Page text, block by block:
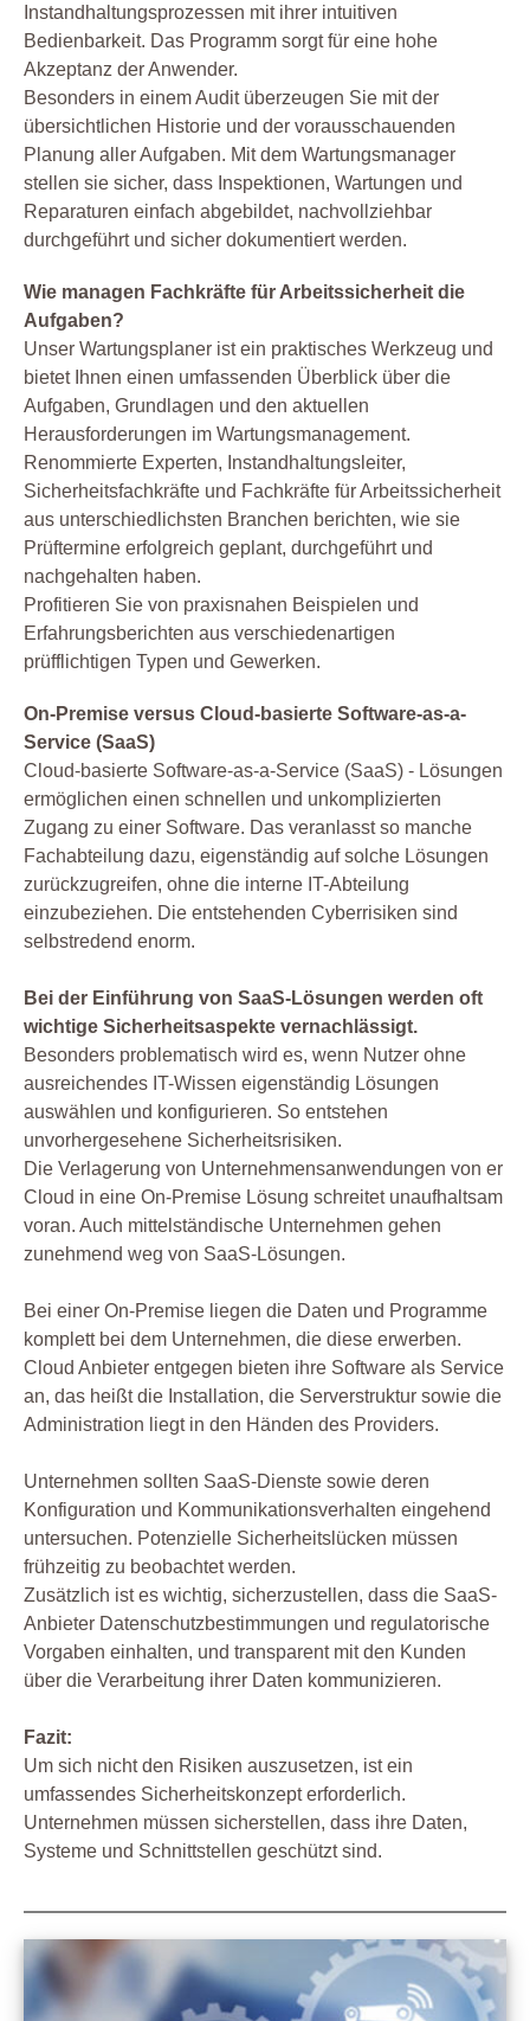
Instandhaltungsprozessen mit ihrer intuitiven
Bedienbarkeit. Das Programm sorgt für eine hohe
Akzeptanz der Anwender.
Besonders in einem Audit überzeugen Sie mit der
übersichtlichen Historie und der vorausschauenden
Planung aller Aufgaben. Mit dem Wartungsmanager
stellen sie sicher, dass Inspektionen, Wartungen und
Reparaturen einfach abgebildet, nachvollziehbar
durchgeführt und sicher dokumentiert werden.
Wie managen Fachkräfte für Arbeitssicherheit die
Aufgaben?
Unser Wartungsplaner ist ein praktisches Werkzeug und
bietet Ihnen einen umfassenden Überblick über die
Aufgaben, Grundlagen und den aktuellen
Herausforderungen im Wartungsmanagement.
Renommierte Experten, Instandhaltungsleiter,
Sicherheitsfachkräfte und Fachkräfte für Arbeitssicherheit
aus unterschiedlichsten Branchen berichten, wie sie
Prüftermine erfolgreich geplant, durchgeführt und
nachgehalten haben.
Profitieren Sie von praxisnahen Beispielen und
Erfahrungsberichten aus verschiedenartigen
prüfflichtigen Typen und Gewerken.
On-Premise versus Cloud-basierte Software-as-a-
Service (SaaS)
Cloud-basierte Software-as-a-Service (SaaS) - Lösungen
ermöglichen einen schnellen und unkomplizierten
Zugang zu einer Software. Das veranlasst so manche
Fachabteilung dazu, eigenständig auf solche Lösungen
zurückzugreifen, ohne die interne IT-Abteilung
einzubeziehen. Die entstehenden Cyberrisiken sind
selbstredend enorm.
Bei der Einführung von SaaS-Lösungen werden oft
wichtige Sicherheitsaspekte vernachlässigt.
Besonders problematisch wird es, wenn Nutzer ohne
ausreichendes IT-Wissen eigenständig Lösungen
auswählen und konfigurieren. So entstehen
unvorhergesehene Sicherheitsrisiken.
Die Verlagerung von Unternehmensanwendungen von er
Cloud in eine On-Premise Lösung schreitet unaufhaltsam
voran. Auch mittelständische Unternehmen gehen
zunehmend weg von SaaS-Lösungen.
Bei einer On-Premise liegen die Daten und Programme
komplett bei dem Unternehmen, die diese erwerben.
Cloud Anbieter entgegen bieten ihre Software als Service
an, das heißt die Installation, die Serverstruktur sowie die
Administration liegt in den Händen des Providers.
Unternehmen sollten SaaS-Dienste sowie deren
Konfiguration und Kommunikationsverhalten eingehend
untersuchen. Potenzielle Sicherheitslücken müssen
frühzeitig zu beobachtet werden.
Zusätzlich ist es wichtig, sicherzustellen, dass die SaaS-
Anbieter Datenschutzbestimmungen und regulatorische
Vorgaben einhalten, und transparent mit den Kunden
über die Verarbeitung ihrer Daten kommunizieren.
Fazit:
Um sich nicht den Risiken auszusetzen, ist ein
umfassendes Sicherheitskonzept erforderlich.
Unternehmen müssen sicherstellen, dass ihre Daten,
Systeme und Schnittstellen geschützt sind.